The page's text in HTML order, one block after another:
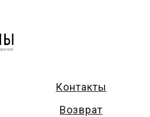
Контакты
Возврат